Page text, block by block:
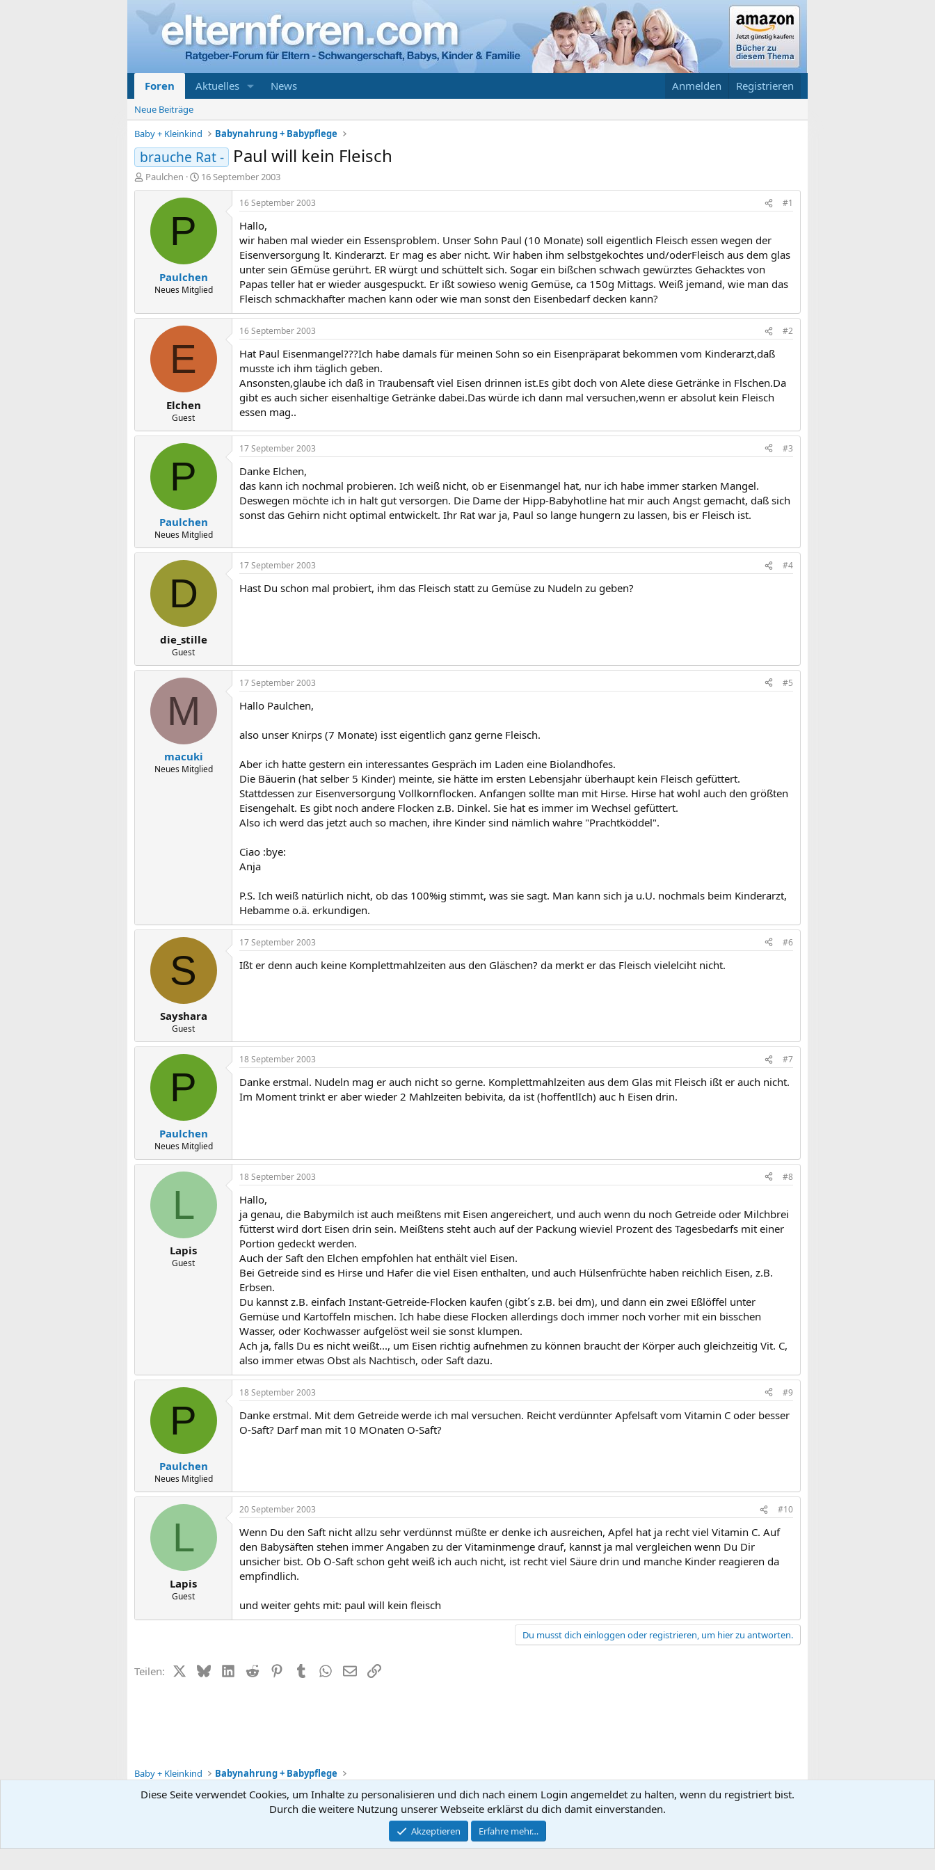
Foren Aktuelles News Anmelden Registrieren
Neue Beiträge
Baby + Kleinkind
Babynahrung + Babypflege
brauche Rat - Paul will kein Fleisch
E
r
Paulchen
E
r
s
t
a
m
16 September 2003
P
Paulchen
Neues Mitglied
16 September 2003 #1
Hallo,
wir haben mal wieder ein Essensproblem. Unser Sohn Paul (10 Monate) soll eigentlich Fleisch essen wegen der
Eisenversorgung lt. Kinderarzt. Er mag es aber nicht. Wir haben ihm selbstgekochtes und/oderFleisch aus dem glas
unter sein GEmüse gerührt. ER würgt und schüttelt sich. Sogar ein bißchen schwach gewürztes Gehacktes von
Papas teller hat er wieder ausgespuckt. Er ißt sowieso wenig Gemüse, ca 150g Mittags. Weiß jemand, wie man das
Fleisch schmackhafter machen kann oder wie man sonst den Eisenbedarf decken kann?
E
Elchen
Guest
16 September 2003 #2
Hat Paul Eisenmangel???Ich habe damals für meinen Sohn so ein Eisenpräparat bekommen vom Kinderarzt,daß
musste ich ihm täglich geben.
Ansonsten,glaube ich daß in Traubensaft viel Eisen drinnen ist.Es gibt doch von Alete diese Getränke in Flschen.Da
gibt es auch sicher eisenhaltige Getränke dabei.Das würde ich dann mal versuchen,wenn er absolut kein Fleisch
essen mag..
P
Paulchen
Neues Mitglied
17 September 2003 #3
Danke Elchen,
das kann ich nochmal probieren. Ich weiß nicht, ob er Eisenmangel hat, nur ich habe immer starken Mangel.
Deswegen möchte ich in halt gut versorgen. Die Dame der Hipp-Babyhotline hat mir auch Angst gemacht, daß sich
sonst das Gehirn nicht optimal entwickelt. Ihr Rat war ja, Paul so lange hungern zu lassen, bis er Fleisch ist.
D
die_stille
Guest
17 September 2003 #4
Hast Du schon mal probiert, ihm das Fleisch statt zu Gemüse zu Nudeln zu geben?
M
macuki
Neues Mitglied
17 September 2003 #5
Hallo Paulchen,
also unser Knirps (7 Monate) isst eigentlich ganz gerne Fleisch.
Aber ich hatte gestern ein interessantes Gespräch im Laden eine Biolandhofes.
Die Bäuerin (hat selber 5 Kinder) meinte, sie hätte im ersten Lebensjahr überhaupt kein Fleisch gefüttert.
Stattdessen zur Eisenversorgung Vollkornflocken. Anfangen sollte man mit Hirse. Hirse hat wohl auch den größten
Eisengehalt. Es gibt noch andere Flocken z.B. Dinkel. Sie hat es immer im Wechsel gefüttert.
Also ich werd das jetzt auch so machen, ihre Kinder sind nämlich wahre "Prachtköddel".
Ciao :bye:
Anja
P.S. Ich weiß natürlich nicht, ob das 100%ig stimmt, was sie sagt. Man kann sich ja u.U. nochmals beim Kinderarzt,
Hebamme o.ä. erkundigen.
S
Sayshara
Guest
17 September 2003 #6
Ißt er denn auch keine Komplettmahlzeiten aus den Gläschen? da merkt er das Fleisch vielelciht nicht.
P
Paulchen
Neues Mitglied
18 September 2003 #7
Danke erstmal. Nudeln mag er auch nicht so gerne. Komplettmahlzeiten aus dem Glas mit Fleisch ißt er auch nicht.
Im Moment trinkt er aber wieder 2 Mahlzeiten bebivita, da ist (hoffentlIch) auc h Eisen drin.
L
Lapis
Guest
18 September 2003 #8
Hallo,
ja genau, die Babymilch ist auch meißtens mit Eisen angereichert, und auch wenn du noch Getreide oder Milchbrei
fütterst wird dort Eisen drin sein. Meißtens steht auch auf der Packung wieviel Prozent des Tagesbedarfs mit einer
Portion gedeckt werden.
Auch der Saft den Elchen empfohlen hat enthält viel Eisen.
Bei Getreide sind es Hirse und Hafer die viel Eisen enthalten, und auch Hülsenfrüchte haben reichlich Eisen, z.B.
Erbsen.
Du kannst z.B. einfach Instant-Getreide-Flocken kaufen (gibt´s z.B. bei dm), und dann ein zwei Eßlöffel unter
Gemüse und Kartoffeln mischen. Ich habe diese Flocken allerdings doch immer noch vorher mit ein bisschen
Wasser, oder Kochwasser aufgelöst weil sie sonst klumpen.
Ach ja, falls Du es nicht weißt..., um Eisen richtig aufnehmen zu können braucht der Körper auch gleichzeitig Vit. C,
also immer etwas Obst als Nachtisch, oder Saft dazu.
P
Paulchen
Neues Mitglied
18 September 2003 #9
Danke erstmal. Mit dem Getreide werde ich mal versuchen. Reicht verdünnter Apfelsaft vom Vitamin C oder besser
O-Saft? Darf man mit 10 MOnaten O-Saft?
L
Lapis
Guest
20 September 2003 #10
Wenn Du den Saft nicht allzu sehr verdünnst müßte er denke ich ausreichen, Apfel hat ja recht viel Vitamin C. Auf
den Babysäften stehen immer Angaben zu der Vitaminmenge drauf, kannst ja mal vergleichen wenn Du Dir
unsicher bist. Ob O-Saft schon geht weiß ich auch nicht, ist recht viel Säure drin und manche Kinder reagieren da
empfindlich.
und weiter gehts mit: paul will kein fleisch
Du musst dich einloggen oder registrieren, um hier zu antworten.
Teilen: X (Twitter)
BlueskyLinkedIn
Reddit PinterestTumblrWhatsApp
E-MailLink
Baby + Kleinkind Babynahrung + Babypflege
Kontakt Nutzungsbedingungen Datenschutz
Community platform by XenForo ® © 2010-2026 XenForo Ltd.
Diese Seite verwendet Cookies, um Inhalte zu personalisieren und dich nach einem Login angemeldet zu halten, wenn du registriert bist.
Durch die weitere Nutzung unserer Webseite erklärst du dich damit einverstanden.
Akzeptieren Erfahre mehr…